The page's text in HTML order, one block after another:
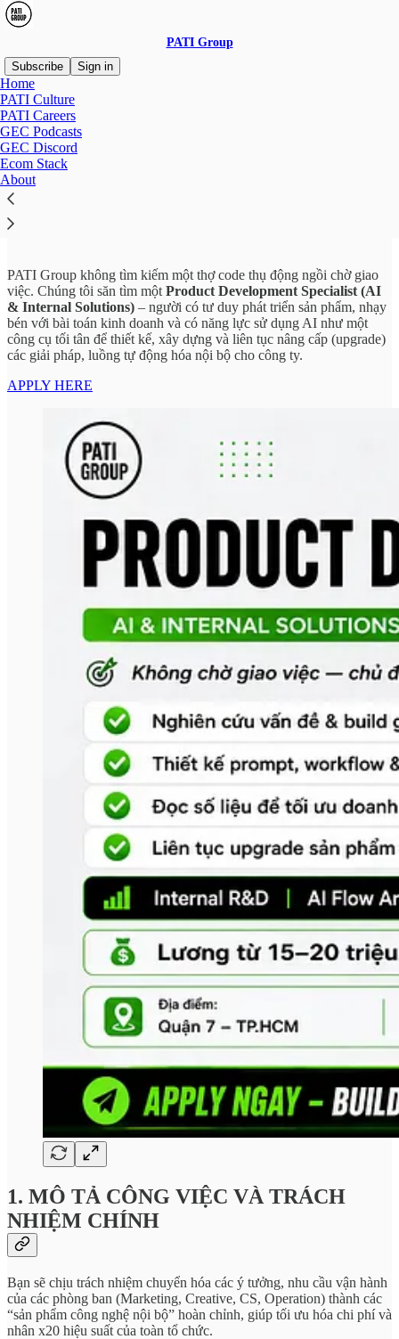
PATI Group
Subscribe
Sign in
Home
PATI Culture
PATI Careers
GEC Podcasts
GEC Discord
Ecom Stack
About
PRODUCT DEVELOPMENT
PATI Group không tìm kiếm một thợ code thụ động ngồi chờ giao
việc. Chúng tôi săn tìm một Product Development Specialist (AI
& Internal Solutions) – người có tư duy phát triển sản phẩm, nhạy
bén với bài toán kinh doanh và có năng lực sử dụng AI như một
công cụ tối tân để thiết kế, xây dựng và liên tục nâng cấp (upgrade)
các giải pháp, luồng tự động hóa nội bộ cho công ty.
APPLY HERE
1. MÔ TẢ CÔNG VIỆC VÀ TRÁCH
NHIỆM CHÍNH
Bạn sẽ chịu trách nhiệm chuyển hóa các ý tưởng, nhu cầu vận hành
của các phòng ban (Marketing, Creative, CS, Operation) thành các
“sản phẩm công nghệ nội bộ” hoàn chỉnh, giúp tối ưu hóa chi phí và
nhân x20 hiệu suất của toàn tổ chức.